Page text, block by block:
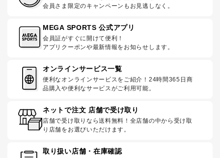
会員さま限定のキャンペーンもお見逃しなく。
MEGA SPORTS 公式アプリ
会員証がすぐに開けて便利！
アプリクーポンや最新情報をお知らせします。
オンラインサービス一覧
便利なオンラインサービスをご紹介！24時間365日商
品購入や便利なサービスがご利用可能。
ネットで注文 店舗で受け取り
店舗で受け取りなら送料無料！全店舗の中から受け取
り店舗をお選びいただけます。
取り扱い店舗・在庫確認